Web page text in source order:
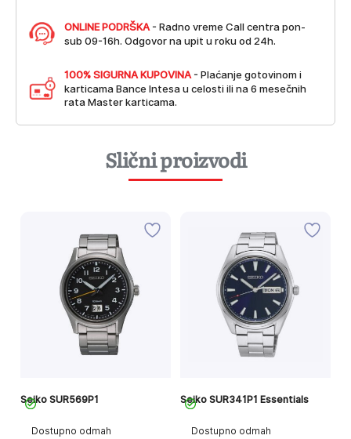
ONLINE PODRŠKA - Radno vreme Call centra pon-
sub 09-16h. Odgovor na upit u roku od 24h.
100% SIGURNA KUPOVINA - Plaćanje gotovinom i
karticama Bance Intesa u celosti ili na 6 mesečnih
rata Master karticama.
Slični proizvodi
Dostupno odmah
Seiko SUR569P1
Dostupno odmah
Seiko SUR341P1 Essentials